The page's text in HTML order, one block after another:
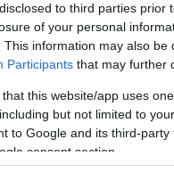
to third parties
of your personal
This information may also
Participants that may further
that this website/app uses
but not limited to
to Google and its third-
consent section.
betyda mycket.
att samma pengar
kostnaderna, så inte